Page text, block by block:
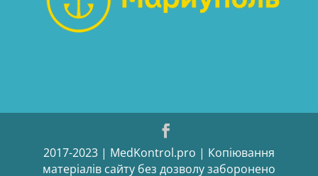
2017-2023 | MedKontrol.pro | Копіювання
матеріалів сайту без дозволу заборонено